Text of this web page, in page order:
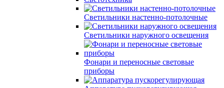
Светильники настенно-потолочные
Светильники наружного освещения
Фонари и переносные световые
приборы